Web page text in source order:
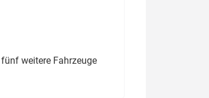
weitere Fahrzeuge